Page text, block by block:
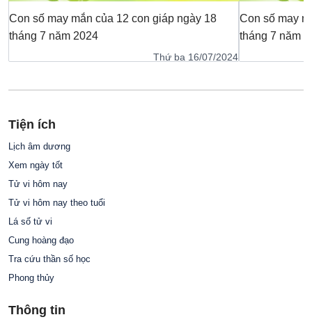
Con số may mắn của 12 con giáp ngày 18
tháng 7 năm 2024
Thứ ba 16/07/2024
Con số may
tháng 7 năm
Tiện ích
Lịch âm dương
Xem ngày tốt
Tử vi hôm nay
Tử vi hôm nay theo tuổi
Lá số tử vi
Cung hoàng đạo
Tra cứu thần số học
Phong thủy
Thông tin